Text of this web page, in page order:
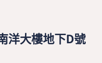
洋大樓地下D號